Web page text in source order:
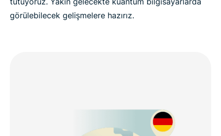
görülebilecek gelişmelere hazırız.